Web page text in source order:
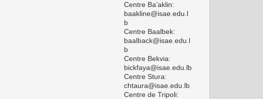
Centre Ba’aklin:
baakline@isae.edu.l
b
Centre Baalbek:
baalback@isae.edu.l
b
Centre Bekvia:
bickfaya@isae.edu.lb
Centre Stura:
chtaura@isae.edu.lb
Centre de Tripoli: